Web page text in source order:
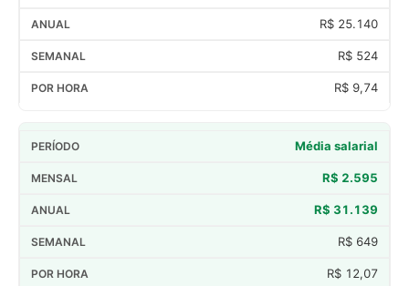
R$ 25.140
R$ 524
R$ 9,74
Média salarial
R$ 2.595
R$ 31.139
R$ 649
R$ 12,07